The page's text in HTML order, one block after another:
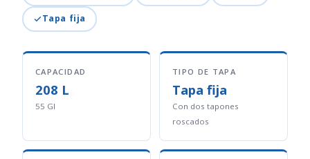
Tapa fija
CAPACIDAD
208 L
55 GI
TIPO DE TAPA
Tapa fija
Con dos tapones
roscados